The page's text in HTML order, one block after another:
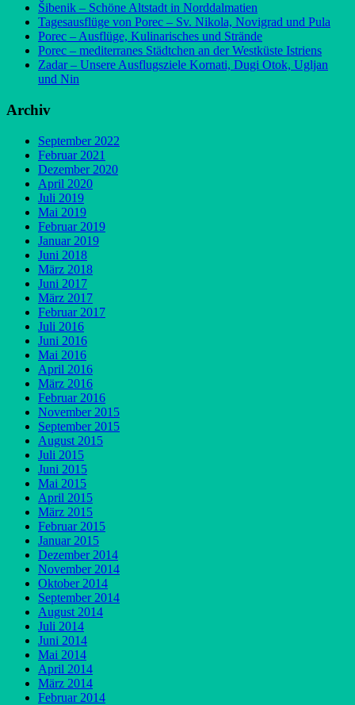
Šibenik – Schöne Altstadt in Norddalmatien
Tagesausflüge von Porec – Sv. Nikola, Novigrad und Pula
Porec – Ausflüge, Kulinarisches und Strände
Porec – mediterranes Städtchen an der Westküste Istriens
Zadar – Unsere Ausflugsziele Kornati, Dugi Otok, Ugljan
und Nin
Archiv
September 2022
Februar 2021
Dezember 2020
April 2020
Juli 2019
Mai 2019
Februar 2019
Januar 2019
Juni 2018
März 2018
Juni 2017
März 2017
Februar 2017
Juli 2016
Juni 2016
Mai 2016
April 2016
März 2016
Februar 2016
November 2015
September 2015
August 2015
Juli 2015
Juni 2015
Mai 2015
April 2015
März 2015
Februar 2015
Januar 2015
Dezember 2014
November 2014
Oktober 2014
September 2014
August 2014
Juli 2014
Juni 2014
Mai 2014
April 2014
März 2014
Februar 2014